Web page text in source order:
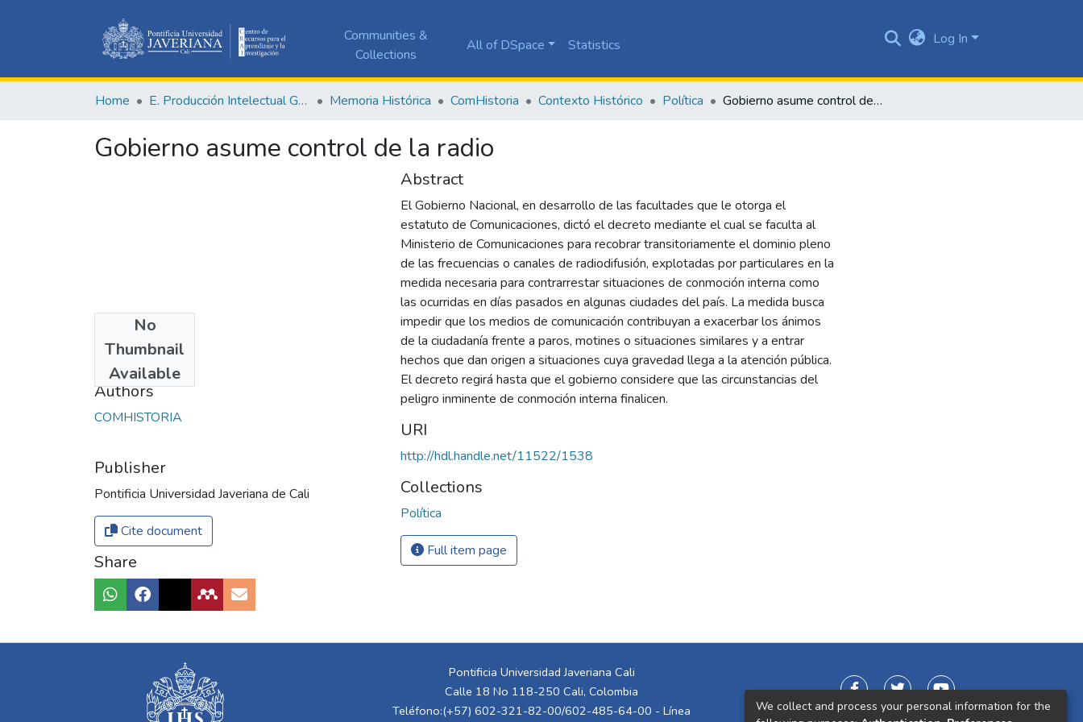
Communities &
Collections
All of DSpace Statistics Log In
Home E. Producción Intelectual General Memoria Histórica ComHistoria Contexto Histórico Política Gobierno asume control de la radio
Gobierno asume control de la radio
No
Thumbnail
Available
2017
Authors
COMHISTORIA
Publisher
Pontificia Universidad Javeriana de Cali
Cite document
Share
Abstract
El Gobierno Nacional, en desarrollo de las facultades que le otorga el
estatuto de Comunicaciones, dictó el decreto mediante el cual se faculta al
Ministerio de Comunicaciones para recobrar transitoriamente el dominio pleno
de las frecuencias o canales de radiodifusión, explotadas por particulares en la
medida necesaria para contrarrestar situaciones de conmoción interna como
las ocurridas en días pasados en algunas ciudades del país. La medida busca
impedir que los medios de comunicación contribuyan a exacerbar los ánimos
de la ciudadanía frente a paros, motines o situaciones similares y a entrar
hechos que dan origen a situaciones cuya gravedad llega a la atención pública.
El decreto regirá hasta que el gobierno considere que las circunstancias del
peligro inminente de conmoción interna finalicen.
URI
http://hdl.handle.net/11522/1538
Collections
Política
Full item page
Pontificia Universidad Javeriana Cali
Calle 18 No 118-250 Cali, Colombia
Teléfono:(+57) 602-321-82-00/602-485-64-00 - Línea
We collect and process your personal information for the